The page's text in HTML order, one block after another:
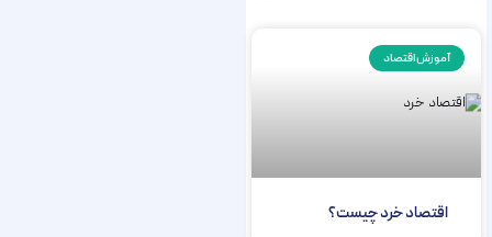
آموزش اقتصاد
اقتصاد خرد چیست؟